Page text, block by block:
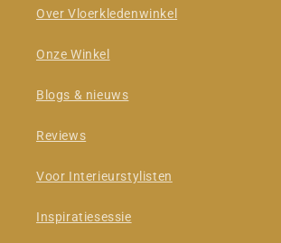
Over Vloerkledenwinkel
Onze Winkel
Blogs & nieuws
Reviews
Voor Interieurstylisten
Inspiratiesessie